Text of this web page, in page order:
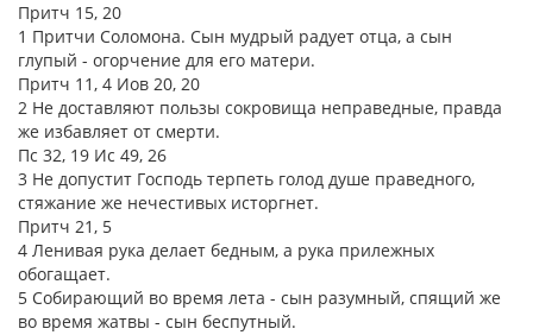
Притч 15, 20
1 Притчи Соломона. Сын мудрый радует отца, а сын
глупый - огорчение для его матери.
Притч 11, 4 Иов 20, 20
2 Не доставляют пользы сокровища неправедные, правда
же избавляет от смерти.
Пс 32, 19 Ис 49, 26
3 Не допустит Господь терпеть голод душе праведного,
стяжание же нечестивых исторгнет.
Притч 21, 5
4 Ленивая рука делает бедным, а рука прилежных
обогащает.
5 Собирающий во время лета - сын разумный, спящий же
во время жатвы - сын беспутный.